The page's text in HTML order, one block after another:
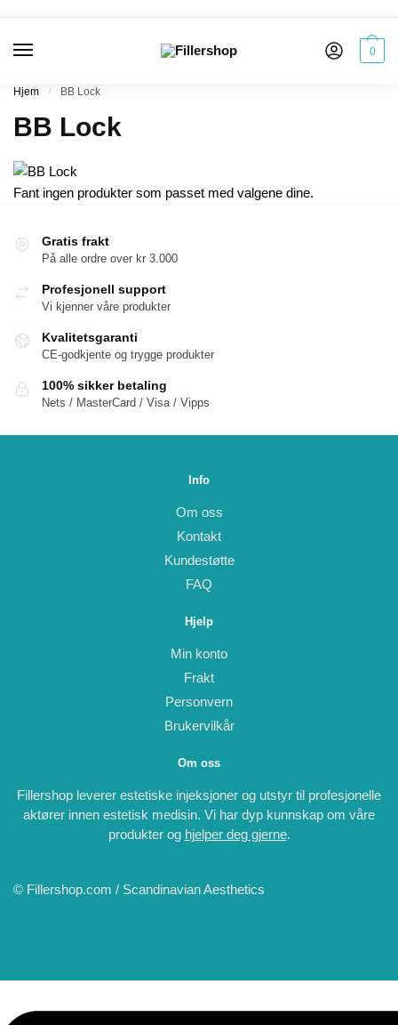
navigation
content
0
Hjem / BB Lock
BB Lock
Fant ingen produkter som passet med valgene dine.
Gratis frakt
På alle ordre over kr 3.000
Profesjonell support
Vi kjenner våre produkter
Kvalitetsgaranti
CE-godkjente og trygge produkter
100% sikker betaling
Nets / MasterCard / Visa / Vipps
Info
Om oss
Kontakt
Kundestøtte
FAQ
Hjelp
Min konto
Frakt
Personvern
Brukervilkår
Om oss
Fillershop leverer estetiske injeksjoner og utstyr til profesjonelle
aktører innen estetisk medisin. Vi har dyp kunnskap om våre
produkter og hjelper deg gjerne.
© Fillershop.com / Scandinavian Aesthetics